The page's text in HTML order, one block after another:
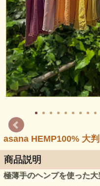
asana HEMP100% 大
商品説明
極薄手のヘンプを使った